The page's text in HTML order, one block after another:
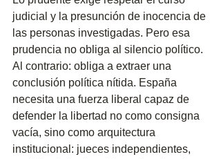
judicial y la presunción de inocencia de
las personas investigadas. Pero esa
prudencia no obliga al silencio político.
Al contrario: obliga a extraer una
conclusión política nítida. España
necesita una fuerza liberal capaz de
defender la libertad no como consigna
vacía, sino como arquitectura
institucional: jueces independientes,